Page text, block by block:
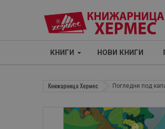
КНИГИ НОВИ КНИГИ
Книжарница Хермес Погледни под